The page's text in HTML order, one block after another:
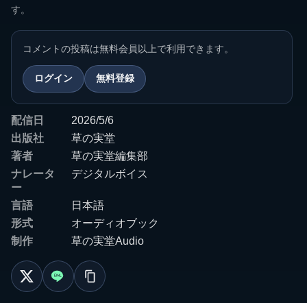
す。
コメントの投稿は無料会員以上で利用できます。
ログイン 無料登録
配信日
2026/5/6
出版社
草の実堂
著者
草の実堂編集部
ナレータ
ー
デジタルボイス
言語
日本語
形式
オーディオブック
制作
草の実堂Audio